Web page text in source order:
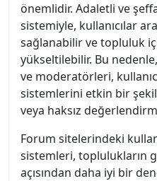
önemlidir. Adaletli ve
sistemiyle, kullanıcılar
sağlanabilir ve topluluk
yükseltilebilir. Bu
ve moderatörleri,
sistemlerini etkin bir
veya haksız
Forum sitelerindeki
sistemleri, toplulukların
açısından daha iyi bir